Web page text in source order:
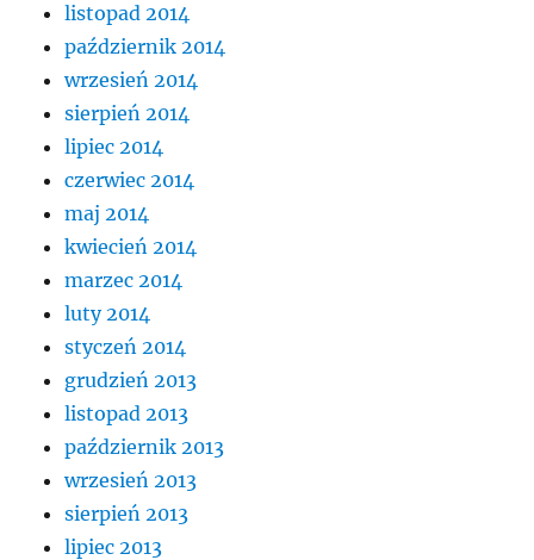
listopad 2014
październik 2014
wrzesień 2014
sierpień 2014
lipiec 2014
czerwiec 2014
maj 2014
kwiecień 2014
marzec 2014
luty 2014
styczeń 2014
grudzień 2013
listopad 2013
październik 2013
wrzesień 2013
sierpień 2013
lipiec 2013